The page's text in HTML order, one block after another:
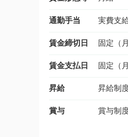
通勤手当 実費支
賃金締切日 固定（
賃金支払日 固定（
昇給 昇給制
賞与 賞与制